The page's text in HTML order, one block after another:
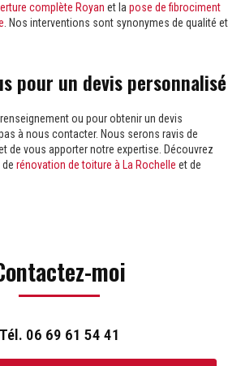
complète Royan et lapose de fibrociment
. Nos interventions sont synonymes de qualité et
pour un devis personnalisé
ou pour obtenir un devis
à nous contacter. Nous serons ravis de
de vous apporter notre expertise. Découvrez
rénovation de toiture à La Rochelle et de
moi
Tél. 06 69 61 54 41